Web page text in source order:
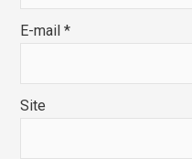
E-mail*
Site